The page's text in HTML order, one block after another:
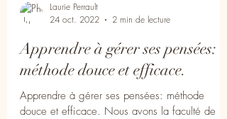
Laurie Perrault
24 oct. 2022
2 min de lecture
Apprendre à gérer ses pensées:
méthode douce et efficace.
Apprendre à gérer ses pensées: méthode
douce et efficace. Nous avons la faculté de